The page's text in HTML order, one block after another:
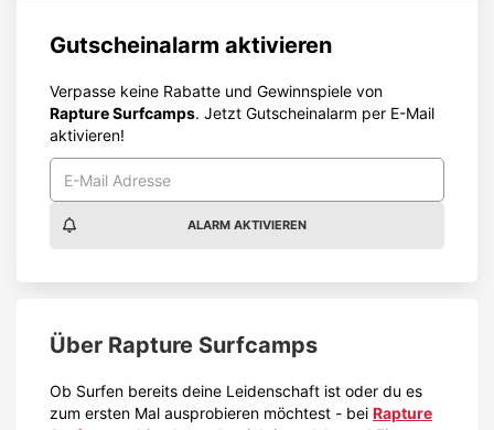
Gutscheinalarm aktivieren
Verpasse keine Rabatte und Gewinnspiele von
Rapture Surfcamps. Jetzt Gutscheinalarm per E-Mail
aktivieren!
ALARM AKTIVIEREN
Über Rapture Surfcamps
Ob Surfen bereits deine Leidenschaft ist oder du es
zum ersten Mal ausprobieren möchtest - bei Rapture